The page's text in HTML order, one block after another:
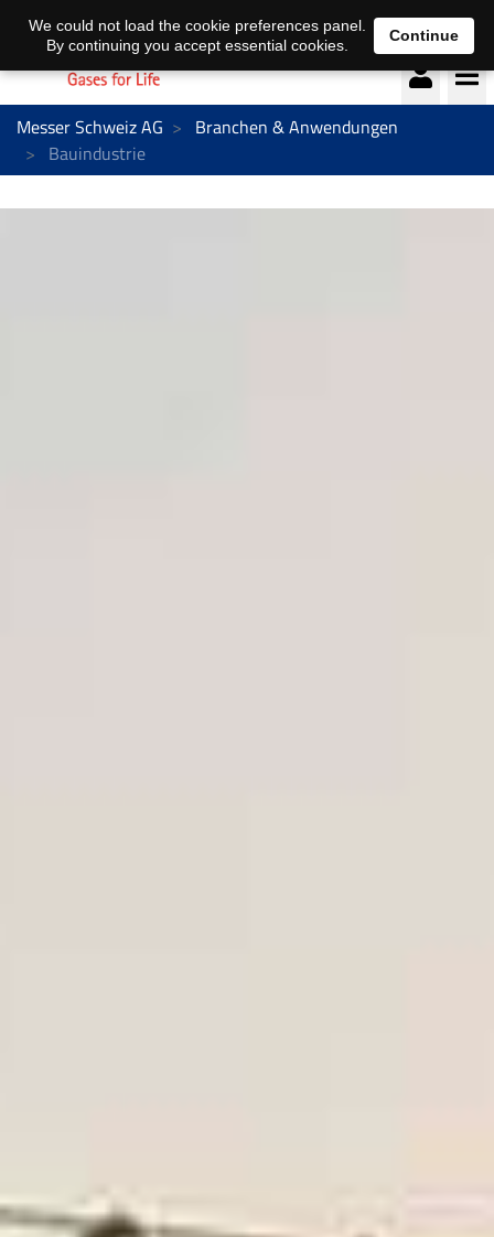
Deutsch français
Messer Schweiz AG
Branchen & Anwendungen
Bauindustrie
We could not load the cookie preferences panel.
By continuing you accept essential cookies.
Continue